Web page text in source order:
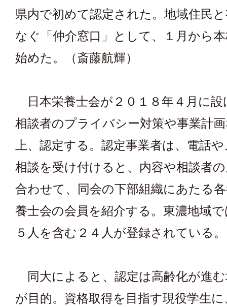
県内で初めて認定された。地域住民
なぐ「仲介窓口」として、１月から
始めた。（斎藤航輝）
日本栄養士会が２０１８年４月に設
相談者のプライバシー対策や事業計
上、認定する。認定事業者は、電話
相談を受け付けると、内容や相談者
合わせて、同会の下部組織にあたる
養士会の会員を紹介する。東濃地域
５人を含む２４人が登録されている。
同大によると、認定は高齢化が進
が目的。資格取得を目指す現役学生